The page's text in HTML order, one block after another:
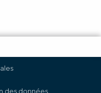
des données